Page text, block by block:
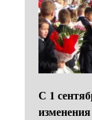
С 1